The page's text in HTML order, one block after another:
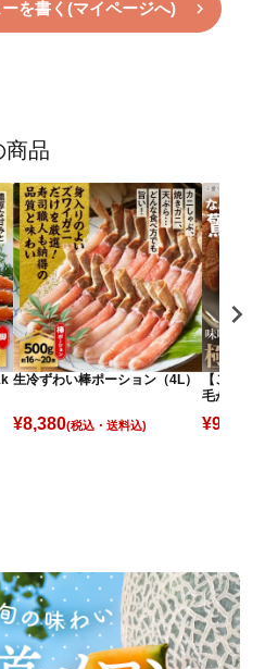
を書く(マイページへ)
商品
生冷ずわい棒ポーション（4L）
¥8,380(税込)
【ご贈
毛がに（
¥9,980